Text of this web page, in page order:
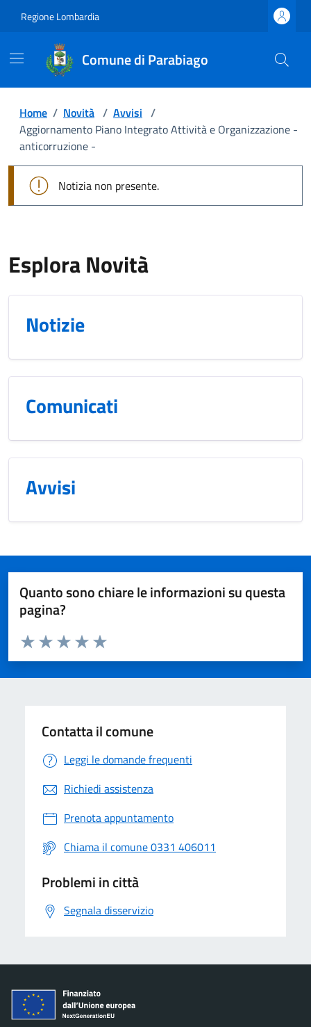
Regione Lombardia
Comune di Parabiago
Home / Novità / Avvisi /
Aggiornamento Piano Integrato Attività e Organizzazione -
anticorruzione -
Notizia non presente.
Esplora Novità
Notizie
Comunicati
Avvisi
Quanto sono chiare le informazioni su questa
pagina?
Valuta da 1 a 5 stelle la pagina
Valuta 5 stelle su 5
Valuta 4 stelle su 5
Valuta 3 stelle su 5
Valuta 2 stelle su 5
Valuta 1 stelle su 5
Contatta il comune
Leggi le domande frequenti
Richiedi assistenza
Prenota appuntamento
Chiama il comune 0331 406011
Problemi in città
Segnala disservizio